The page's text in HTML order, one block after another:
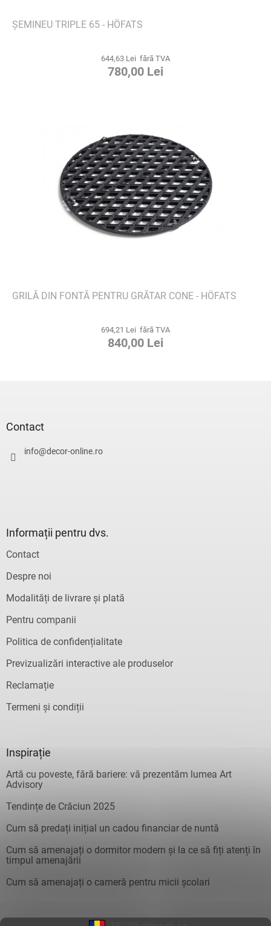
ȘEMINEU TRIPLE 65 - HÖFATS
644,63 Lei fără TVA
780,00 Lei
GRILĂ DIN FONTĂ PENTRU GRĂTAR CONE - HÖFATS
694,21 Lei fără TVA
840,00 Lei
Contact
info@decor-online.ro
Informații pentru dvs.
Contact
Despre noi
Modalități de livrare și plată
Pentru companii
Politica de confidențialitate
Previzualizări interactive ale produselor
Reclamație
Termeni și condiții
Inspirație
Artă cu poveste, fără bariere: vă prezentăm lumea Art
Advisory
Tendințe de Crăciun 2025
Cum să predați inițial un cadou financiar de nuntă
Cum să amenajați o dormitor modern și la ce să fiți atenți în
timpul amenajării
Cum să amenajați o cameră pentru micii școlari